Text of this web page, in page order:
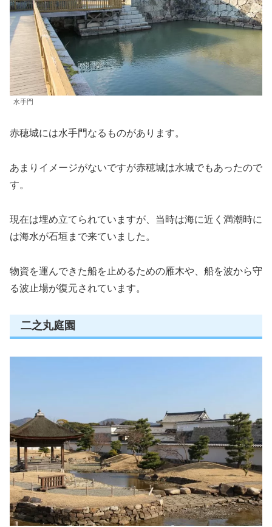
水手門
赤穂城には水手門なるものがあります。
あまりイメージがないですが赤穂城は水城でもあったので
す。
現在は埋め立てられていますが、当時は海に近く満潮時に
は海水が石垣まで来ていました。
物資を運んできた船を止めるための雁木や、船を波から守
る波止場が復元されています。
二之丸庭園